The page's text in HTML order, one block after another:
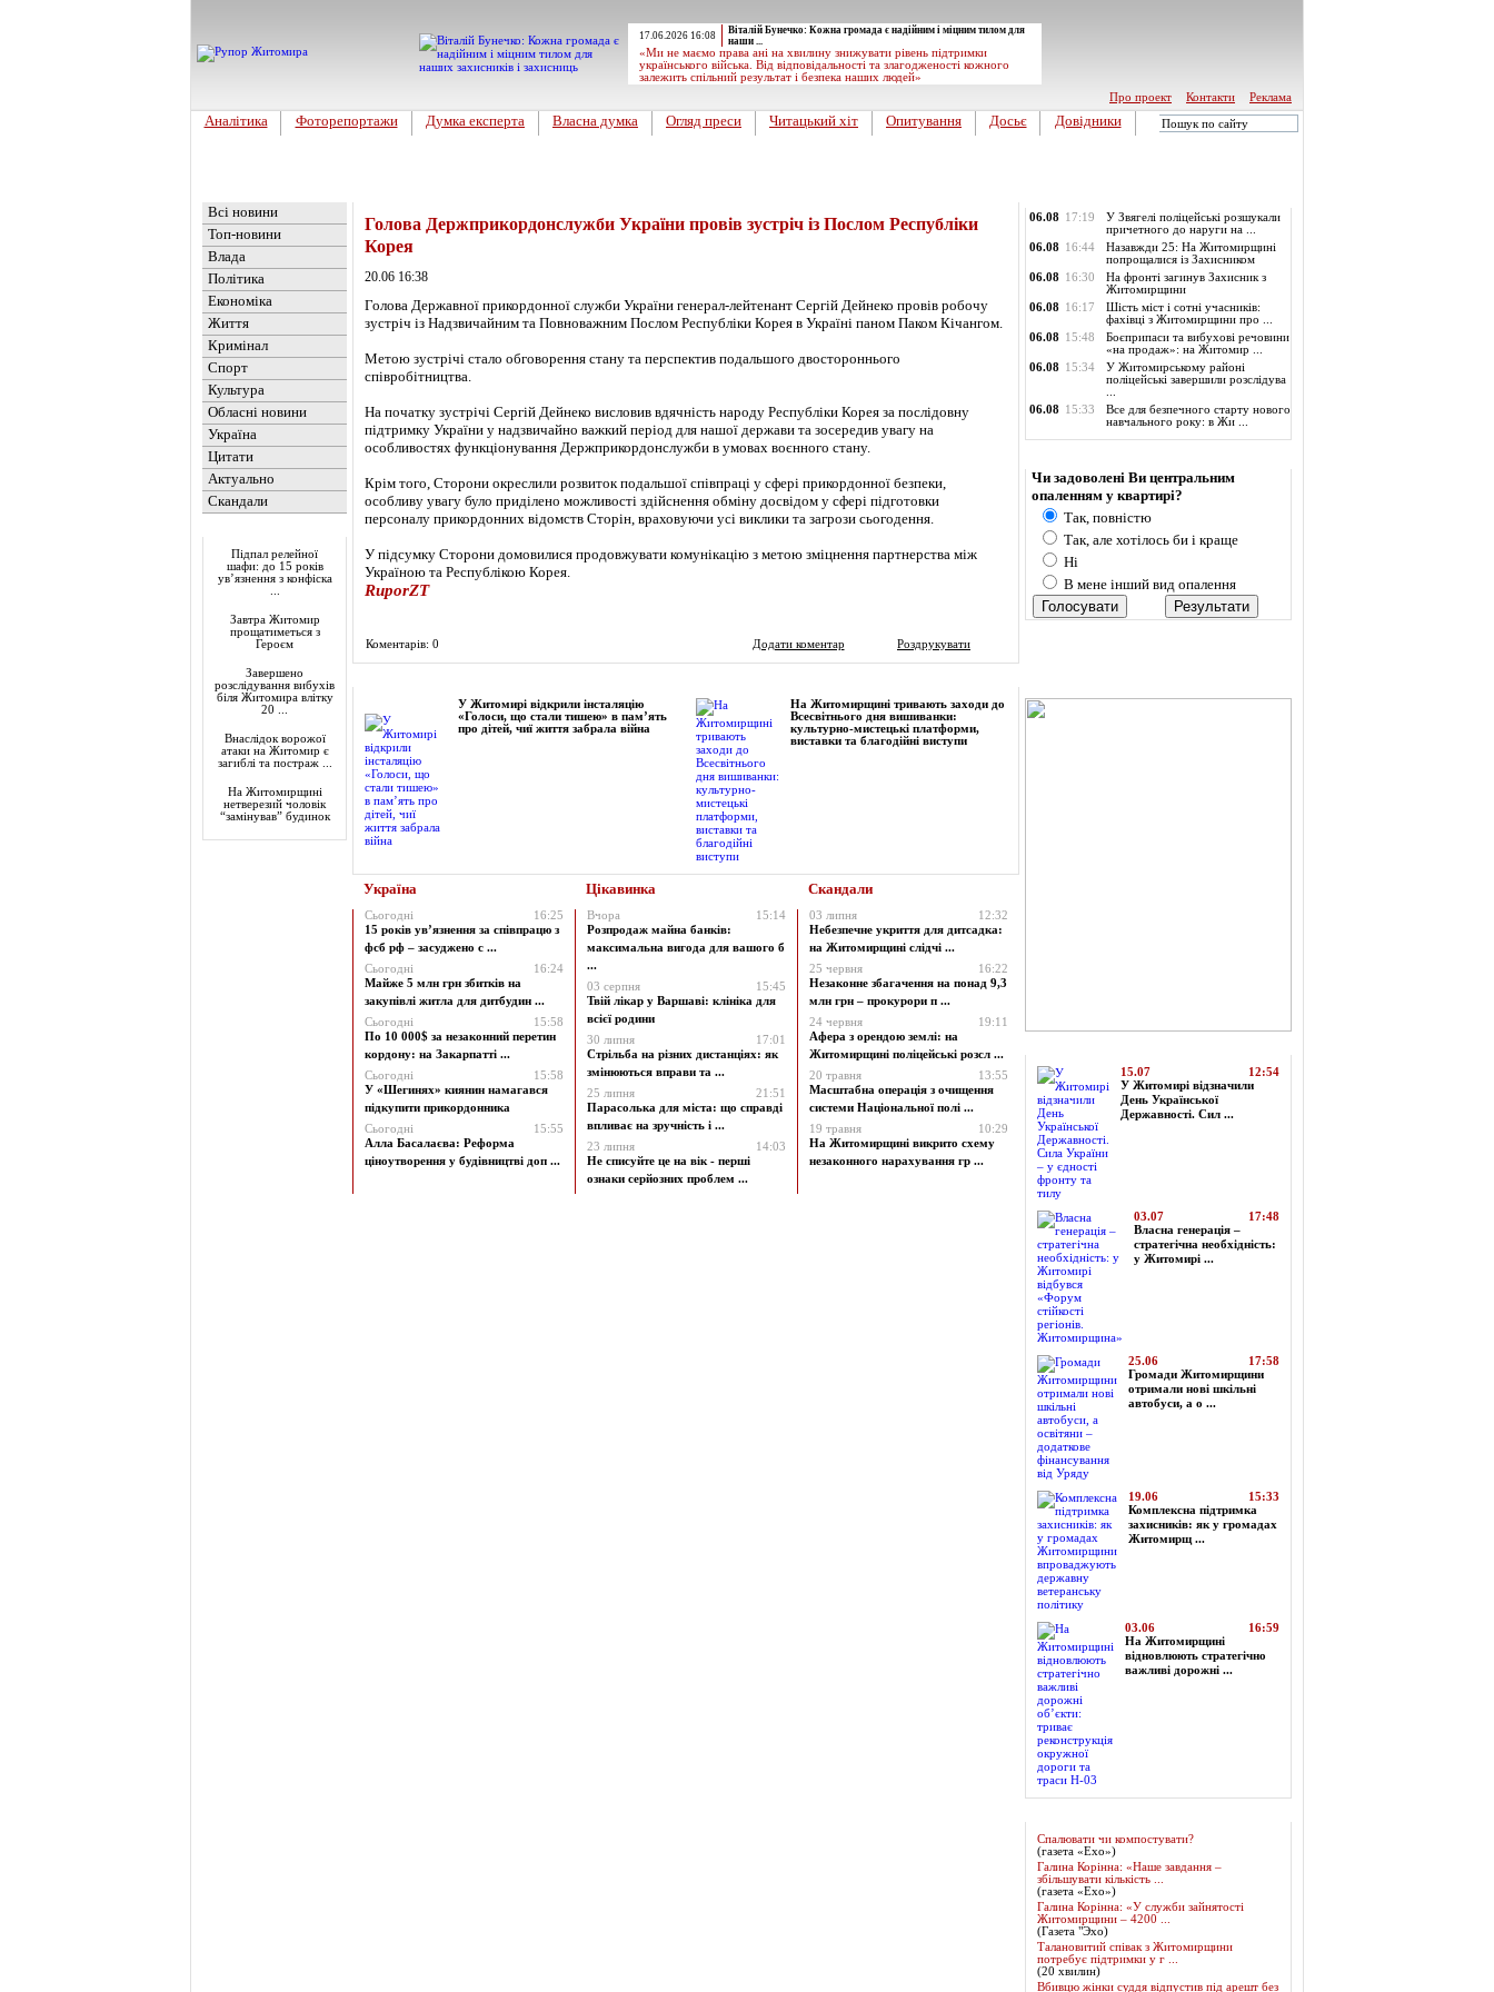
17.06.2026 16:08
Віталій Бунечко: Кожна громада є надійним і міцним тилом для
наши ...
«Ми не маємо права ані на хвилину знижувати рівень підтримки
українського війська. Від відповідальності та злагодженості кожного
залежить спільний результат і безпека наших людей»
Про проект
Контакти Реклама
Аналітика Фоторепортажи Думка експерта Власна думка Огляд преси Читацький хіт Опитування Досьє Довідники
Всі новини
Топ-новини
Влада
Політика
Економіка
Життя
Кримінал
Спорт
Культура
Обласні новини
Україна
Цитати
Актуально
Скандали
Підпал релейної
шафи: до 15 років
ув’язнення з конфіска
Завтра Житомир
прощатиметься з
Героєм
Завершено
розслідування вибухів
біля Житомира влітку
20 ...
Внаслідок ворожої
атаки на Житомир є
загиблі та постраж ...
На Житомирщині
нетверезий чоловік
“замінував” будинок
Голова Держприкордонслужби України провів зустріч із Послом Республіки
Корея
20.06 16:38
Голова Державної прикордонної служби України генерал-лейтенант Сергій Дейнеко провів робочу
зустріч із Надзвичайним та Повноважним Послом Республіки Корея в Україні паном Паком Кічангом.
Метою зустрічі стало обговорення стану та перспектив подальшого двостороннього
співробітництва.
На початку зустрічі Сергій Дейнеко висловив вдячність народу Республіки Корея за послідовну
підтримку України у надзвичайно важкий період для нашої держави та зосередив увагу на
особливостях функціонування Держприкордонслужби в умовах воєнного стану.
Крім того, Сторони окреслили розвиток подальшої співпраці у сфері прикордонної безпеки,
особливу увагу було приділено можливості здійснення обміну досвідом у сфері підготовки
персоналу прикордонних відомств Сторін, враховуючи усі виклики та загрози сьогодення.
У підсумку Сторони домовилися продовжувати комунікацію з метою зміцнення партнерства між
Україною та Республікою Корея.
RuporZT
Коментарів: 0 Додати коментар Роздрукувати
У Житомирі відкрили інсталяцію
«Голоси, що стали тишею» в пам’ять
про дітей, чиї життя забрала війна
На Житомирщині тривають заходи до
Всесвітнього дня вишиванки:
культурно-мистецькі платформи,
виставки та благодійні виступи
Україна Цікавинка Скандали
Сьогодні
16:25
15 років ув’язнення за співпрацю з
фсб рф – засуджено с ...
Сьогодні
16:24
Майже 5 млн грн збитків на
закупівлі житла для дитбудин ...
Сьогодні
15:58
По 10 000$ за незаконний перетин
кордону: на Закарпатті ...
Сьогодні
15:58
У «Шегинях» киянин намагався
підкупити прикордонника
Сьогодні
15:55
Алла Басалаєва: Реформа
ціноутворення у будівництві доп ...
Вчора
15:14
Розпродаж майна банків:
максимальна вигода для вашого б
...
03 серпня
15:45
Твій лікар у Варшаві: клініка для
всієї родини
30 липня
17:01
Стрільба на різних дистанціях: як
змінюються вправи та ...
25 липня
21:51
Парасолька для міста: що справді
впливає на зручність і ...
23 липня
14:03
Не списуйте це на вік - перші
ознаки серйозних проблем ...
03 липня
12:32
Небезпечне укриття для дитсадка:
на Житомирщині слідчі ...
25 червня
16:22
Незаконне збагачення на понад 9,3
млн грн – прокурори п ...
24 червня
19:11
Афера з орендою землі: на
Житомирщині поліцейські розсл ...
20 травня
13:55
Масштабна операція з очищення
системи Національної полі ...
19 травня
10:29
На Житомирщині викрито схему
незаконного нарахування гр ...
06.08 17:19
У Звягелі поліцейські розшукали
причетного до наруги на ...
06.08 16:44
Назавжди 25: На Житомирщині
попрощалися із Захисником
06.08 16:30
На фронті загинув Захисник з
Житомирщини
06.08 16:17
Шість міст і сотні учасників:
фахівці з Житомирщини про ...
06.08 15:48
Боєприпаси та вибухові речовини
«на продаж»: на Житомир ...
06.08 15:34
У Житомирському районі
поліцейські завершили розслідува
06.08 15:33
Все для безпечного старту нового
навчального року: в Жи ...
Чи задоволені Ви центральним
опаленням у квартирі?
Так, повністю
Так, але хотілось би і краще
Ні
В мене інший вид опалення
15.07
12:54
У Житомирі відзначили
День Української
Державності. Сил ...
03.07
17:48
Власна генерація –
стратегічна необхідність:
у Житомирі ...
25.06
17:58
Громади Житомирщини
отримали нові шкільні
автобуси, а о ...
19.06
15:33
Комплексна підтримка
захисників: як у громадах
Житомирщ ...
03.06
16:59
На Житомирщині
відновлюють стратегічно
важливі дорожні ...
Спалювати чи компостувати?
(газета «Ехо»)
Галина Корінна: «Наше завдання –
збільшувати кількість ...
(газета «Ехо»)
Галина Корінна: «У служби зайнятості
Житомирщини – 4200 ...
(Газета "Эхо)
Талановитий співак з Житомирщини
потребує підтримки у г ...
(20 хвилин)
Вбивцю жінки суддя відпустив під арешт без